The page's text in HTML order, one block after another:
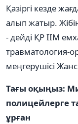
Қазіргі кезде
алып жатыр.
- дейді ҚР ІІМ
травматология-
меңгерушісі
Тағы оқыңыз:
полицейлерге
ұрған